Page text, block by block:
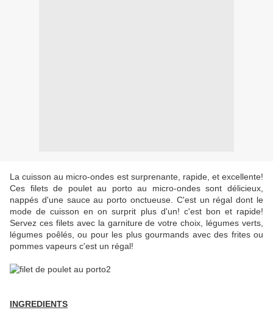
La cuisson au micro-ondes est surprenante, rapide, et excellente!
Ces filets de poulet au porto au micro-ondes sont délicieux,
nappés d'une sauce au porto onctueuse. C'est un régal dont le
mode de cuisson en on surprit plus d'un! c'est bon et rapide!
Servez ces filets avec la garniture de votre choix, légumes verts,
légumes poêlés, ou pour les plus gourmands avec des frites ou
pommes vapeurs c'est un régal!
INGREDIENTS